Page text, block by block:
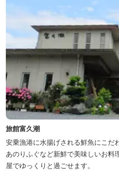
旅館富久潮
安乗漁港に水揚げされる鮮魚にこだ
あのりふぐなど新鮮で美味しいお料
屋でゆっくりと過ごせます。